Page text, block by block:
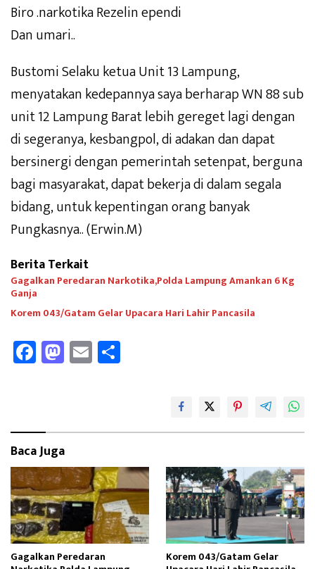
Biro .narkotika Rezelin ependi
Dan umari..
Bustomi Selaku ketua Unit 13 Lampung,
menyatakan kedepannya saya berharap WN 88 sub
unit 12 Lampung Barat lebih gereget lagi dengan
di segeranya, kesbangpol, di adakan dan dapat
bersinergi dengan pemerintah setenpat, berguna
bagi masyarakat, dapat bekerja di dalam segala
bidang, untuk kepentingan orang banyak
Pungkasnya.. (Erwin.M)
Berita Terkait
Gagalkan Peredaran Narkotika,Polda Lampung Amankan 6 Kg
Ganja
Korem 043/Gatam Gelar Upacara Hari Lahir Pancasila
Fa
ce
k
M
as
o
n
E
m
Baca Juga
Gagalkan Peredaran Korem 043/Gatam Gelar